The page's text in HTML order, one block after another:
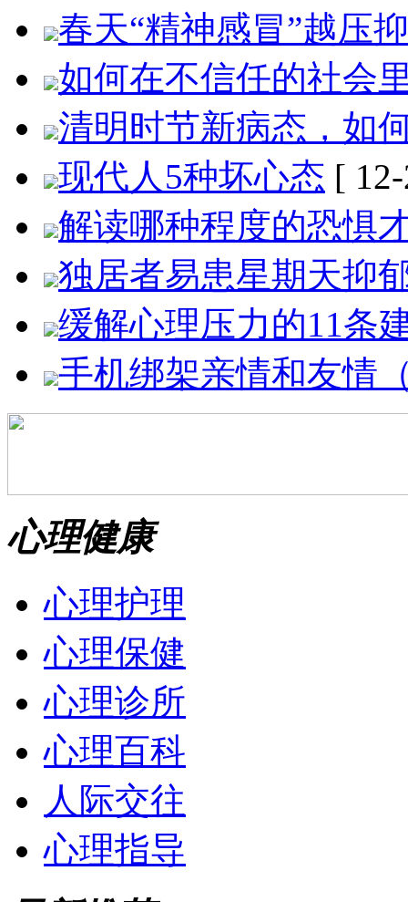
春天“精神感冒”越压
如何在不信任的社会
清明时节新病态，如
现代人5种坏心态 [
解读哪种程度的恐惧
独居者易患星期天抑
缓解心理压力的11条
手机绑架亲情和友情
心理健康
心理护理
心理保健
心理诊所
心理百科
人际交往
心理指导